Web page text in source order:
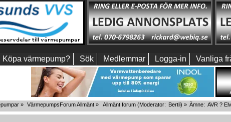
Köpa värmepump? Sök Medlemmar Logga-in Vanliga
» VärmepumpsForum Allmänt » Allmänt forum(Moderator: Bertil) » Ämne: AVR ?